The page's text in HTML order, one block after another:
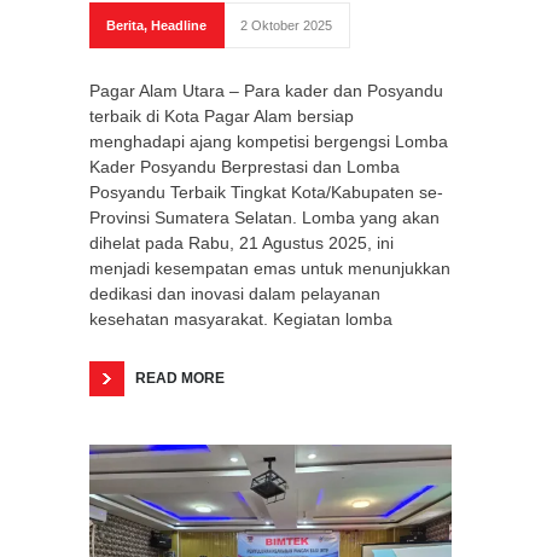
Berita, Headline 2 Oktober 2025
Pagar Alam Utara – Para kader dan Posyandu
terbaik di Kota Pagar Alam bersiap
menghadapi ajang kompetisi bergengsi Lomba
Kader Posyandu Berprestasi dan Lomba
Posyandu Terbaik Tingkat Kota/Kabupaten se-
Provinsi Sumatera Selatan. Lomba yang akan
dihelat pada Rabu, 21 Agustus 2025, ini
menjadi kesempatan emas untuk menunjukkan
dedikasi dan inovasi dalam pelayanan
kesehatan masyarakat. Kegiatan lomba
READ MORE